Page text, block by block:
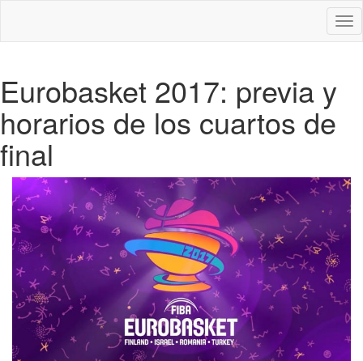
Eurobasket 2017: previa y
horarios de los cuartos de
final